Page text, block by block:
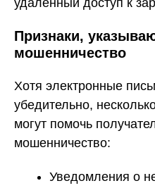
Признаки,
мошенничество
Хотя электронные
убедительно,
могут помочь
мошенничество:
Уведомления о